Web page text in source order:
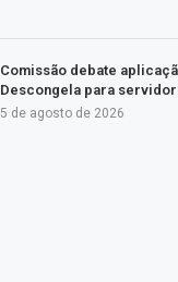
Comissão debate
Descongela para
5 de agosto de 2026